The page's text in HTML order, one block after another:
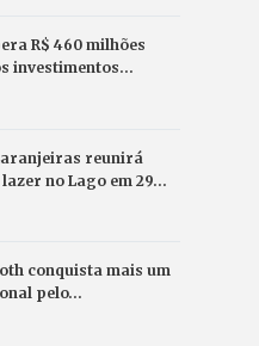
R$ 460 milhões
investimentos…
reunirá
no Lago em 29…
conquista mais um
pelo…